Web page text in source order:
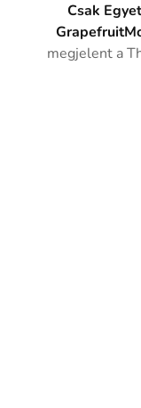
Csak
megjelent a